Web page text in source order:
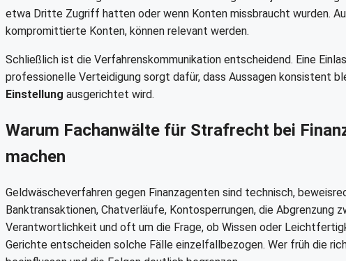
etwa Dritte Zugriff hatten oder wenn Konten missbraucht wurden.
kompromittierte Konten, können relevant werden.
Schließlich ist die Verfahrenskommunikation entscheidend. Eine
professionelle Verteidigung sorgt dafür, dass Aussagen konsistent
Einstellung ausgerichtet wird.
Warum Fachanwälte für Strafrecht bei
machen
Geldwäscheverfahren gegen Finanzagenten sind technisch,
Banktransaktionen, Chatverläufe, Kontosperrungen, die
Verantwortlichkeit und oft um die Frage, ob Wissen oder
Gerichte entscheiden solche Fälle einzelfallbezogen. Wer früh die